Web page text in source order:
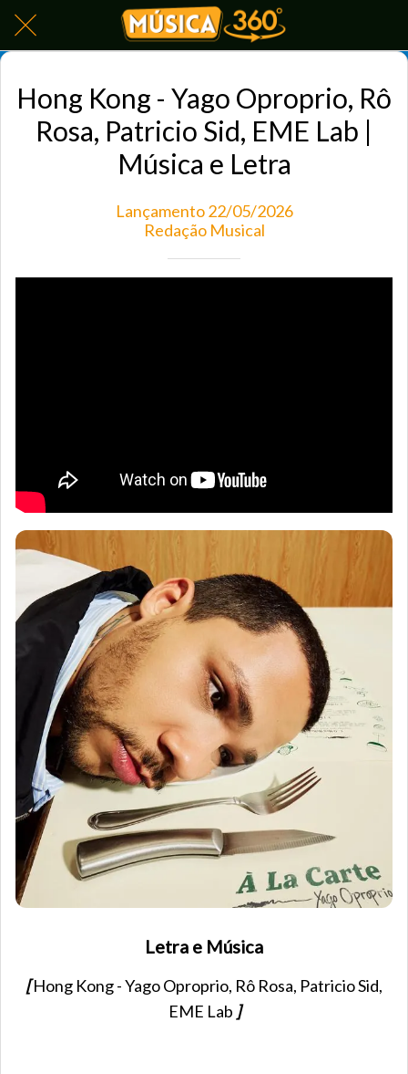
Hong Kong - Yago Oproprio, Rô
Rosa, Patricio Sid, EME Lab |
Música e Letra
Lançamento 22/05/2026
Redação Musical
Letra e Música
[Hong Kong - Yago Oproprio, Rô Rosa, Patricio Sid,
EME Lab ]